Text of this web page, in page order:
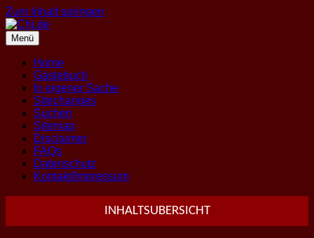
Zum Inhalt springen
Menü
Home
Gästebuch
In eigener Sache
Sitechanges
Suchen
Sitemap
Disclaimer
FAQs
Datenschutz
Kontakt/Impressum
INHALTSUBERSICHT